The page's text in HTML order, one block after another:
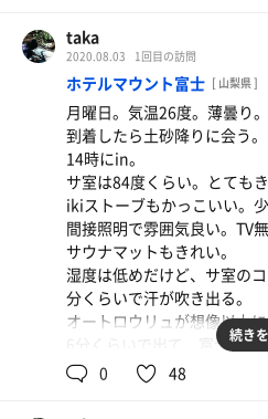
温泉と井戸水の混合水とても
外気浴スペースも最高。
taka
2020.08.03 1回目の訪問
ホテルマウント富士 [ 山梨県 ]
月曜日。気温26度。薄曇り。
到着したら土砂降りに会う。
14時にin。
サ室は84度くらい。とてもき
ikiストーブもかっこいい。
間接照明で雰囲気良い。TV無
サウナマットもきれい。
湿度は低めだけど、サ室の
分くらいで汗が吹き出る。
オートロウリュが想像以上に
6分くらいで出て、富士山湧
水風呂16度くらい、とても気
飲んでもおいしいし最高すぎ
雨に打たれなら外気浴。
続き
0 48